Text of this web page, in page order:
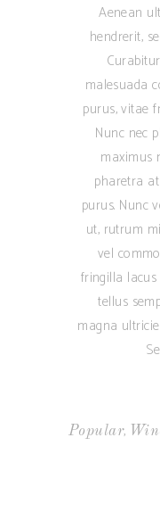
Aenean
hendrerit,
malesuada
purus, vitae
Nunc nec
maximus
pharetra
purus. Nunc
ut, rutrum
vel
fringilla
tellus
magna
Popular,